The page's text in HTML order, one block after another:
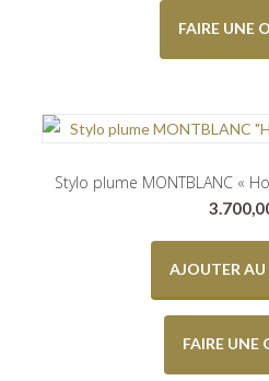
FAIRE UNE
Stylo plume MONTBLANC «
AJOUTER AU
FAIRE UNE